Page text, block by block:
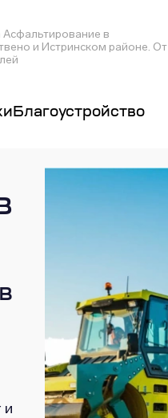
в
и Истринском районе. От
Благоустройство
и